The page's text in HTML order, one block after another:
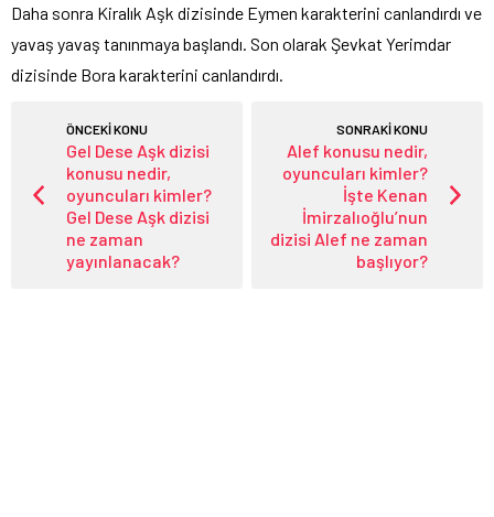
Daha sonra Kiralık Aşk dizisinde Eymen karakterini canlandırdı ve
yavaş yavaş tanınmaya başlandı. Son olarak Şevkat Yerimdar
dizisinde Bora karakterini canlandırdı.
ÖNCEKİ KONU
Gel Dese Aşk dizisi
konusu nedir,
oyuncuları kimler?
Gel Dese Aşk dizisi
ne zaman
yayınlanacak?
SONRAKİ KONU
Alef konusu nedir,
oyuncuları kimler?
İşte Kenan
İmirzalıoğlu’nun
dizisi Alef ne zaman
başlıyor?